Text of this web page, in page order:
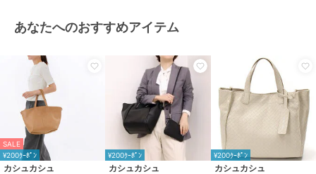
あなたへのおすすめアイテム
SALE
¥200ｸｰﾎﾟﾝ
カシュカシュ
¥200ｸｰﾎﾟﾝ
カシュカシュ
¥200ｸｰﾎﾟﾝ
カシュカシュ